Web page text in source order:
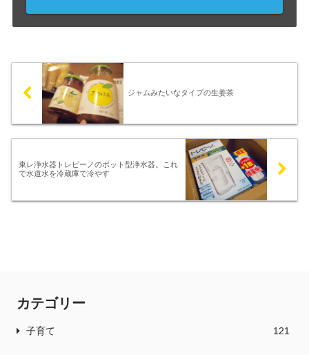
ジャムみたいなタイプの生姜茶
東レ浄水器トレビーノのポット型浄水器。これ
で水道水を冷蔵庫で冷やす
カテゴリー
子育て 121